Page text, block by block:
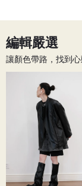
編輯嚴選
讓顏色帶路，找到